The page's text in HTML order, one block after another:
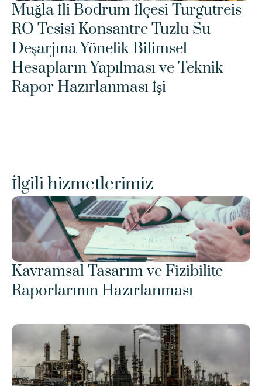
Muğla İli Bodrum İlçesi Turgutreis
RO Tesisi Konsantre Tuzlu Su
Deşarjına Yönelik Bilimsel
Hesapların Yapılması ve Teknik
Rapor Hazırlanması İşi
İlgili hizmetlerimiz
Kavramsal Tasarım ve Fizibilite
Raporlarının Hazırlanması